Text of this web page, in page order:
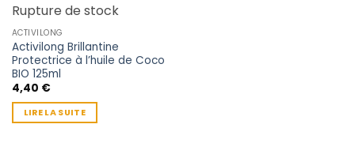
Rupture de stock
ACTIVILONG
Activilong Brillantine
Protectrice à l’huile de Coco
BIO 125ml
4,40 €
LIRE LA SUITE